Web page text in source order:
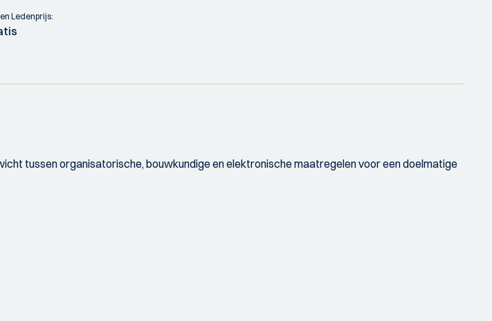
Ledenprijs:
tussen organisatorische, bouwkundige en elektronische maatregelen voor een doelmatige